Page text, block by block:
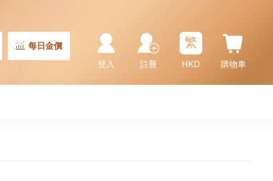
每日金價
購物車
繁
HKD
註冊
登入